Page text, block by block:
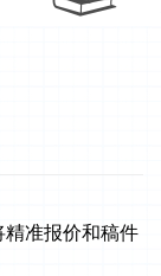
准报价和稿件